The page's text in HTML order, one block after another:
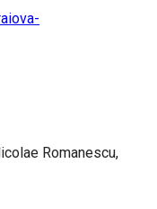
Romanescu,